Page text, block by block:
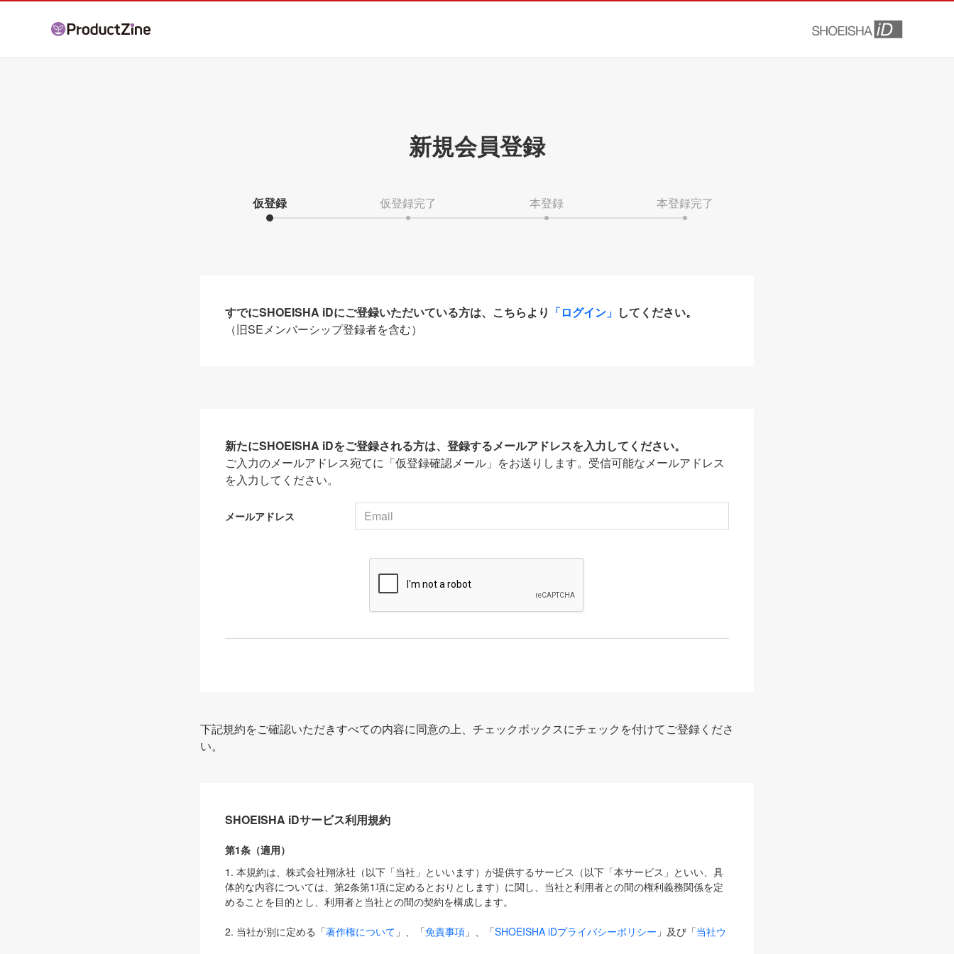
新規会員登録
仮登録 仮登録完了 本登録 本登録完了
すでにSHOEISHA iDにご登録いただいている方は、こちらより 「ログイン」 してください。
（旧SEメンバーシップ登録者を含む）
新たにSHOEISHA iDをご登録される方は、登録するメールアドレスを入力してください。
ご入力のメールアドレス宛てに「仮登録確認メール」をお送りします。受信可能なメールアドレス
を入力してください。
メールアドレス
下記規約をご確認いただきすべての内容に同意の上、チェックボックスにチェックを付けてご登録くださ
い。
SHOEISHA iDサービス利用規約
第1条（適用）
1. 本規約は、株式会社翔泳社（以下「当社」といいます）が提供するサービス（以下「本サービス」といい、具
体的な内容については、第2条第1項に定めるとおりとします）に関し、当社と利用者との間の権利義務関係を定
めることを目的とし、利用者と当社との間の契約を構成します。
2. 当社が別に定める「著作権について 」、「免責事項 」、「SHOEISHA iDプライバシーポリシー 」及び「当社ウ